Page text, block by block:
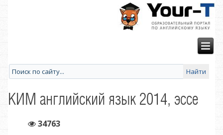
КИМ английский язык 2014, эссе
34763